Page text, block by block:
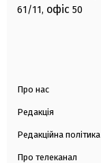
61/11, офіс 50
Про нас
Редакція
Редакційна політика
Про телеканал